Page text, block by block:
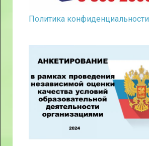
Политика конфиденциальности